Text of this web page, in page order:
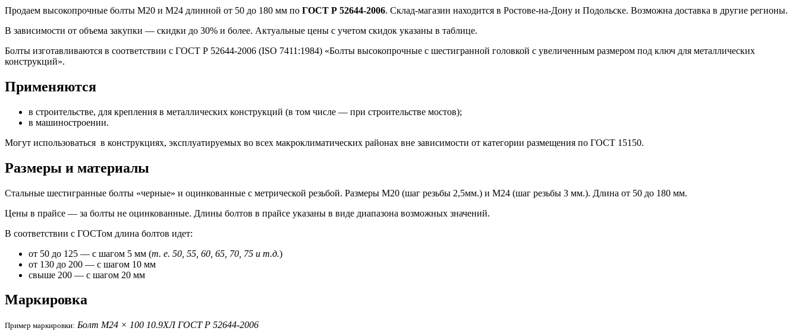
Продаем высокопрочные болты М20 и М24 длинной от 50 до 180 мм по ГОСТ Р 52644-2006. Склад-магазин находится в Ростове-на-Дону и Подольске. Возможна доставка в другие регионы.
В зависимости от объема закупки — скидки до 30% и более. Актуальные цены с учетом скидок указаны в таблице.
Болты изготавливаются в соответствии с ГОСТ Р 52644-2006 (ISO 7411:1984) «Болты высокопрочные с шестигранной головкой с увеличенным размером под ключ для металлических
конструкций».
Применяются
в строительстве, для крепления в металлических конструкций (в том числе — при строительстве мостов);
в машиностроении.
Могут использоваться в конструкциях, эксплуатируемых во всех макроклиматических районах вне зависимости от категории размещения по ГОСТ 15150.
Размеры и материалы
Стальные шестигранные болты «черные» и оцинкованные с метрической резьбой. Размеры М20 (шаг резьбы 2,5мм.) и М24 (шаг резьбы 3 мм.). Длина от 50 до 180 мм.
Цены в прайсе — за болты не оцинкованные. Длины болтов в прайсе указаны в виде диапазона возможных значений.
В соответствии с ГОСТом длина болтов идет:
от 50 до 125 — с шагом 5 мм (т. е. 50, 55, 60, 65, 70, 75 и т.д.)
от 130 до 200 — с шагом 10 мм
свыше 200 — с шагом 20 мм
Маркировка
Пример маркировки: Болт М24 × 100 10.9ХЛ ГОСТ Р 52644-2006